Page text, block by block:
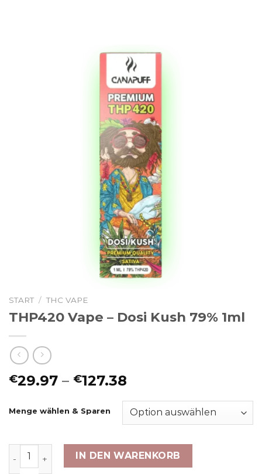
START / THC VAPE
THP420 Vape – Dosi Kush 79% 1ml
€29.97 – €127.38
bis
€127.38
Menge wählen & Sparen
THP420 Vape - Dosi Kush 79% 1ml Menge
IN DEN WARENKORB